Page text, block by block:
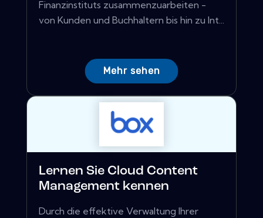
Finanzinstituts zusammenzuarbeiten -
von Kunden und Buchhaltern bis hin zu Int...
Mehr sehen
Lernen Sie Cloud Content
Management kennen
Durch die effektive Verwaltung Ihrer